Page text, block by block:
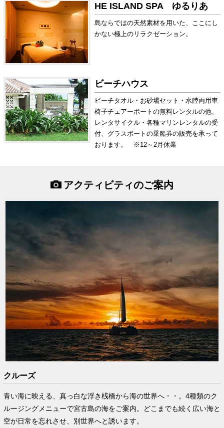
HE ISLAND SPA ゆるりあ
島ならではの天然素材を用いた、ここにし
かない極上のリラクゼーション。
ビーチハウス
ビーチタオル・お砂場セット・水陸両用車
椅子チェアーボートの無料レンタルの他、
レンタサイクル・各種マリンレンタルの受
付、グラスボートの乗船券の販売を承って
おります。 ※12～2月休業
アクティビティのご案内
クルーズ
青い海に映える、真っ白な浮き桟橋から海の世界へ・・。4種類のク
ルージングメニューで宮古島の海をご案内。どこまでも続く広い海と
空が日常を忘れさせ、別世界へと誘います。